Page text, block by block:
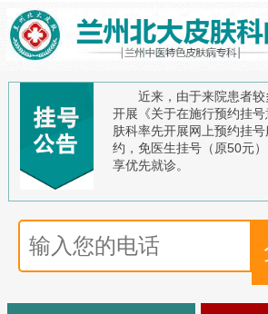
近来，由于来院患者
开展《关于在施行预约挂
肤科率先开展网上预约挂
约，免医生挂号（原50元
享优先就诊。